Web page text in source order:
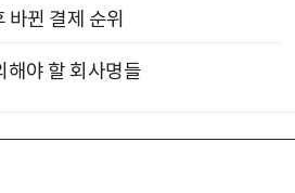
뀐 결제 순위
해야 할 회사명들